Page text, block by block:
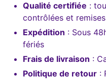
Qualité certifiée :
contrôlées et
Expédition : Sous
fériés
Frais de livraison :
Politique de retour :